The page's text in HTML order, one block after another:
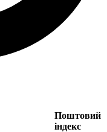
Поштовий
індекс